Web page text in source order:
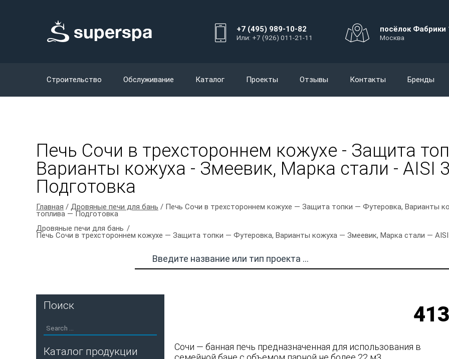
+7 (495) 989-10-82
Или: +7 (926) 011-21-11
посёлок Фабрики
Москва
Строительство Обслуживание Каталог Проекты Отзывы Контакты Бренды
Печь Сочи в трехстороннем кожухе - Защита
Варианты кожуха - Змеевик, Марка стали - AISI
Подготовка
Главная / Дровяные печи для бань / Печь Сочи в трехстороннем кожухе — Защита топки — Футеровка, Варианты
топлива — Подготовка
Дровяные печи для бань
Печь Сочи в трехстороннем кожухе — Защита топки — Футеровка, Варианты кожуха — Змеевик, Марка стали —
Сочи — банная печь предназначенная для использования в
Поиск
Каталог продукции